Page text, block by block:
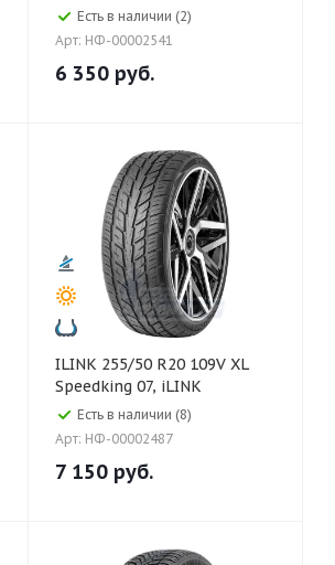
Есть в наличии (2)
Арт: НФ-00002541
6 350 руб.
ILINK 255/50 R20 109V XL
Speedking 07, iLINK
Есть в наличии (8)
Арт: НФ-00002487
7 150 руб.